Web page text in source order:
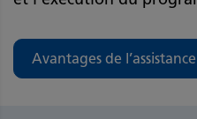
Avantages de